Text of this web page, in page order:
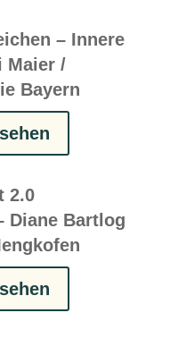
– Innere
Maier /
Bayern
2.0
Diane Bartlog